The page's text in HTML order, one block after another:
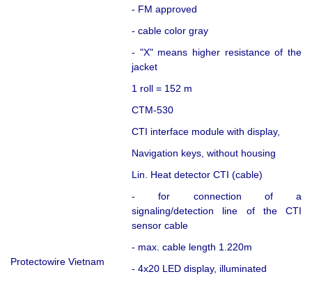
- FM approved
- cable color gray
- "X" means higher resistance of the
jacket
1 roll = 152 m
Protectowire Vietnam
CTM-530
CTI interface module with display,
Navigation keys, without housing
Lin. Heat detector CTI (cable)
- for connection of a
signaling/detection line of the CTI
sensor cable
- max. cable length 1.220m
- 4x20 LED display, illuminated